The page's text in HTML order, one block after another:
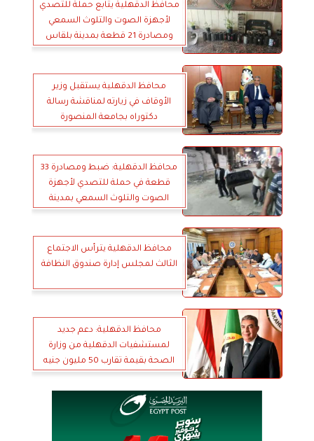
محافظ الدقهلية يتابع حملة للتصدي
لأجهزة الصوت والتلوث السمعي
ومصادرة 21 قطعة بمدينة بلقاس
محافظ الدقهلية يستقبل وزير
الأوقاف في زيارته لمناقشة رسالة
دكتوراه بجامعة المنصورة
محافظ الدقهلية: ضبط ومصادرة 33
قطعة في حملة للتصدي لأجهزة
الصوت والتلوث السمعي بمدينة
محافظ الدقهلية يترأس الاجتماع
الثالث لمجلس إدارة صندوق النظافة
محافظ الدقهلية: دعم جديد
لمستشفيات الدقهلية من وزارة
الصحة بقيمة تقارب 50 مليون جنيه